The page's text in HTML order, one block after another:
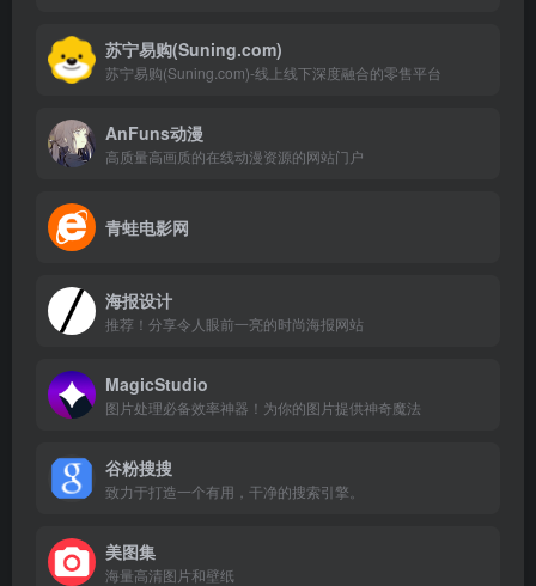
苏宁易购(Suning.com)
苏宁易购(Suning.com)-线上线下深度融合的零售平台
AnFuns动漫
高质量高画质的在线动漫资源的网站门户
青蛙电影网
海报设计
推荐！分享令人眼前一亮的时尚海报网站
MagicStudio
图片处理必备效率神器！为你的图片提供神奇魔法
谷粉搜搜
致力于打造一个有用，干净的搜索引擎。
美图集
海量高清图片和壁纸